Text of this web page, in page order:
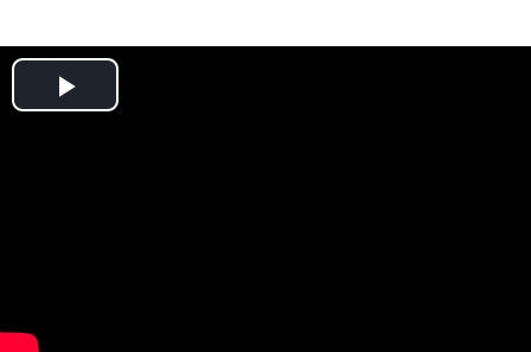
Play